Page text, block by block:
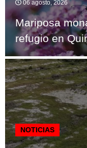
06 agosto, 2026
Mariposa
refugio en
NOTICIAS